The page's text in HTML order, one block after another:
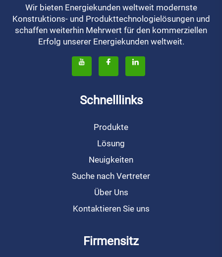
Wir bieten Energiekunden weltweit modernste
Konstruktions- und Produkttechnologielösungen und
schaffen weiterhin Mehrwert für den kommerziellen
Erfolg unserer Energiekunden weltweit.
Schnelllinks
Produkte
Lösung
Neuigkeiten
Suche nach Vertreter
Über Uns
Kontaktieren Sie uns
Firmensitz